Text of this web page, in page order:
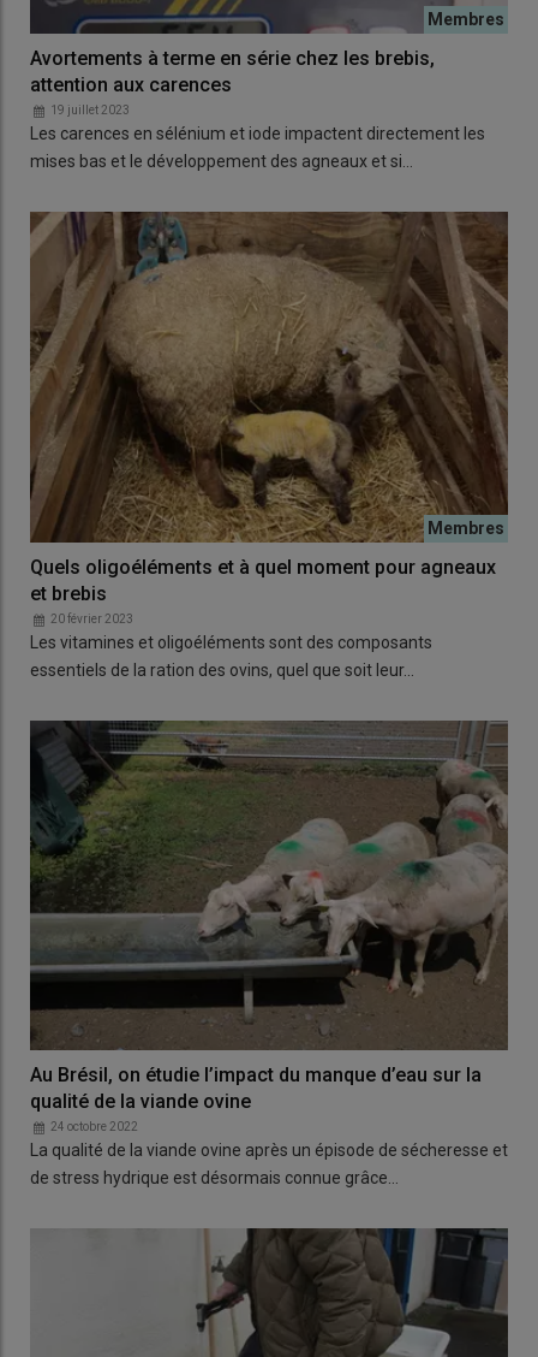
Avortements à terme en série chez les brebis,
attention aux carences
19 juillet 2023
Les carences en sélénium et iode impactent directement les
mises bas et le développement des agneaux et si…
Quels oligoéléments et à quel moment pour agneaux
et brebis
20 février 2023
Les vitamines et oligoéléments sont des composants
essentiels de la ration des ovins, quel que soit leur…
Au Brésil, on étudie l’impact du manque d’eau sur la
qualité de la viande ovine
24 octobre 2022
La qualité de la viande ovine après un épisode de sécheresse et
de stress hydrique est désormais connue grâce…